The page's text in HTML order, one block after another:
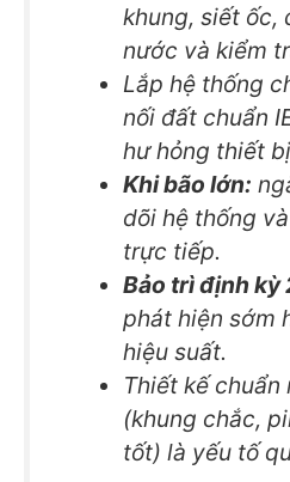
khung, siết ốc,
nước và kiểm
Lắp hệ thống
nối đất chuẩn
hư hỏng thiết
Khi bão lớn:
dõi hệ thống
trực tiếp.
Bảo trì định kỳ
phát hiện sớm
hiệu suất.
Thiết kế
(khung chắc,
tốt) là yếu tố